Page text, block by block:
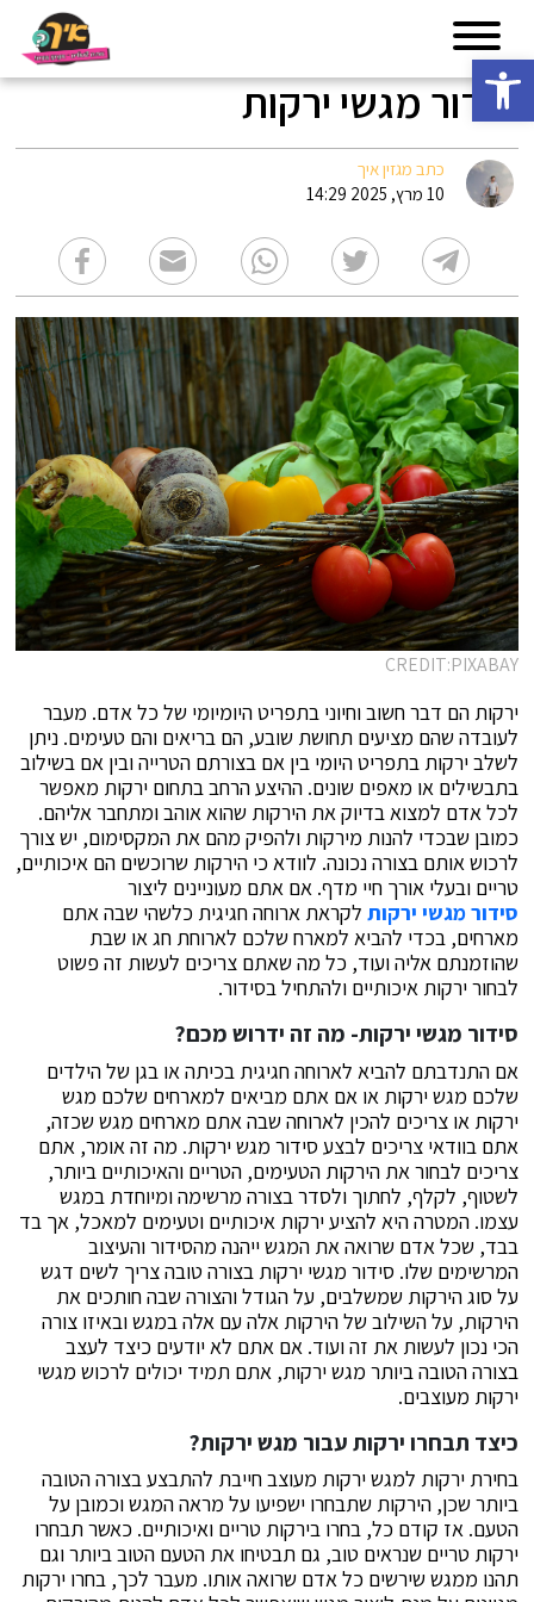
פתח סרגל נגישות
סידור מגשי ירקות
כתב מגזין איך
10 מרץ, 2025 14:29
CREDIT:PIXABAY
ירקות הם דבר חשוב וחיוני בתפריט היומיומי של כל אדם. מעבר
לעובדה שהם מציעים תחושת שובע, הם בריאים והם טעימים. ניתן
לשלב ירקות בתפריט היומי בין אם בצורתם הטרייה ובין אם בשילוב
בתבשילים או מאפים שונים. ההיצע הרחב בתחום ירקות מאפשר
לכל אדם למצוא בדיוק את הירקות שהוא אוהב ומתחבר אליהם.
כמובן שבכדי להנות מירקות ולהפיק מהם את המקסימום, יש צורך
לרכוש אותם בצורה נכונה. לוודא כי הירקות שרוכשים הם איכותיים,
טריים ובעלי אורך חיי מדף. אם אתם מעוניינים ליצור
סידור מגשי ירקותלקראת ארוחה חגיגית כלשהי שבה אתם
מארחים, בכדי להביא למארח שלכם לארוחת חג או שבת
שהוזמנתם אליה ועוד, כל מה שאתם צריכים לעשות זה פשוט
לבחור ירקות איכותיים ולהתחיל בסידור.
סידור מגשי ירקות- מה זה ידרוש מכם?
אם התנדבתם להביא לארוחה חגיגית בכיתה או בגן של הילדים
שלכם מגש ירקות או אם אתם מביאים למארחים שלכם מגש
ירקות או צריכים להכין לארוחה שבה אתם מארחים מגש שכזה,
אתם בוודאי צריכים לבצע סידור מגש ירקות. מה זה אומר, אתם
צריכים לבחור את הירקות הטעימים, הטריים והאיכותיים ביותר,
לשטוף, לקלף, לחתוך ולסדר בצורה מרשימה ומיוחדת במגש
עצמו. המטרה היא להציע ירקות איכותיים וטעימים למאכל, אך בד
בבד, שכל אדם שרואה את המגש ייהנה מהסידור והעיצוב
המרשימים שלו. סידור מגשי ירקות בצורה טובה צריך לשים דגש
על סוג הירקות שמשלבים, על הגודל והצורה שבה חותכים את
הירקות, על השילוב של הירקות אלה עם אלה במגש ובאיזו צורה
הכי נכון לעשות את זה ועוד. אם אתם לא יודעים כיצד לעצב
בצורה הטובה ביותר מגש ירקות, אתם תמיד יכולים לרכוש מגשי
ירקות מעוצבים.
כיצד תבחרו ירקות עבור מגש ירקות?
בחירת ירקות למגש ירקות מעוצב חייבת להתבצע בצורה הטובה
ביותר שכן, הירקות שתבחרו ישפיעו על מראה המגש וכמובן על
הטעם. אז קודם כל, בחרו בירקות טריים ואיכותיים. כאשר תבחרו
ירקות טריים שנראים טוב, גם תבטיחו את הטעם הטוב ביותר וגם
תהנו ממגש שירשים כל אדם שרואה אותו. מעבר לכך, בחרו ירקות